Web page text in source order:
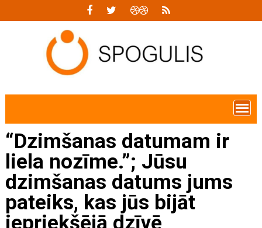
“Dzimšanas datumam ir
liela nozīme.”; Jūsu
dzimšanas datums jums
pateiks, kas jūs bijāt
iepriekšējā dzīvē